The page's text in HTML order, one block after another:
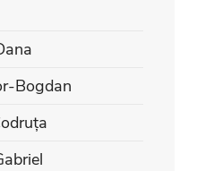
Bogdan